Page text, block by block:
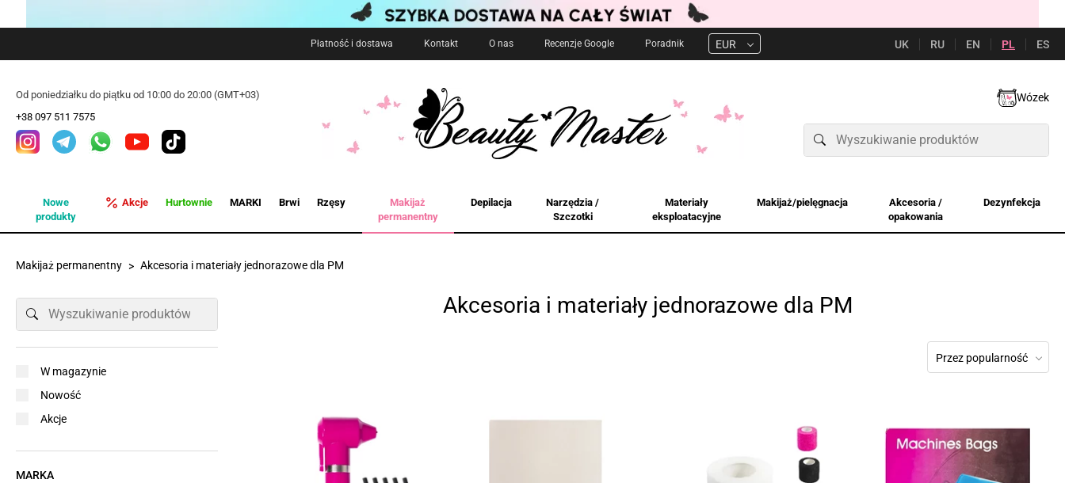
Płatność i dostawa Kontakt O nas Recenzje Google Poradnik EUR UK RU EN PL ES
Od poniedziałku do piątku od 10:00 do 20:00 (GMT+03)
+38 097 511 7575
Wózek
Nowe
produkty
Akcje Hurtownie MARKI Brwi Rzęsy
Makijaż
permanentny
Depilacja
Narzędzia /
Szczotki
Materiały
eksploatacyjne
Makijaż/pielęgnacja
Akcesoria /
opakowania
Dezynfekcja
Makijaż permanentny Akcesoria i materiały jednorazowe dla PM
Akcesoria i materiały jednorazowe dla PM
Przez popularność
W magazynie
Nowość
Akcje
MARKA